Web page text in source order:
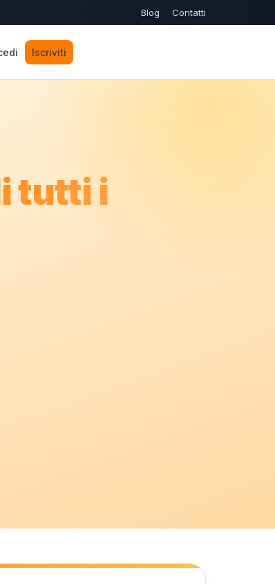
Blog Contatti
Iscriviti
tutti i